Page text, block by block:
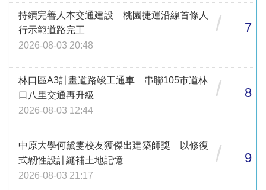
持續完善人本交通建設 桃園捷運沿線首條人
行示範道路完工
2026-08-03 20:48
/ 7
林口區A3計畫道路竣工通車 串聯105市道林
口八里交通再升級
2026-08-03 12:44
/ 8
中原大學何黛雯校友獲傑出建築師獎 以修復
式韌性設計縫補土地記憶
2026-08-03 21:17
/ 9